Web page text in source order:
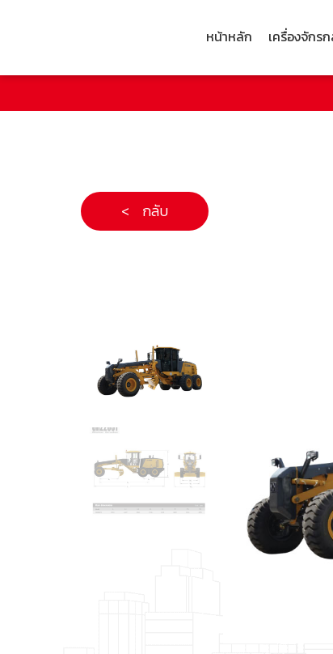
หน้าหลัก เครื่องจักร
< กลับ